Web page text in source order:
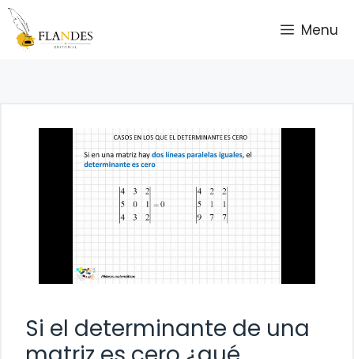
Saltar
contenido
Menu
Si el determinante de una